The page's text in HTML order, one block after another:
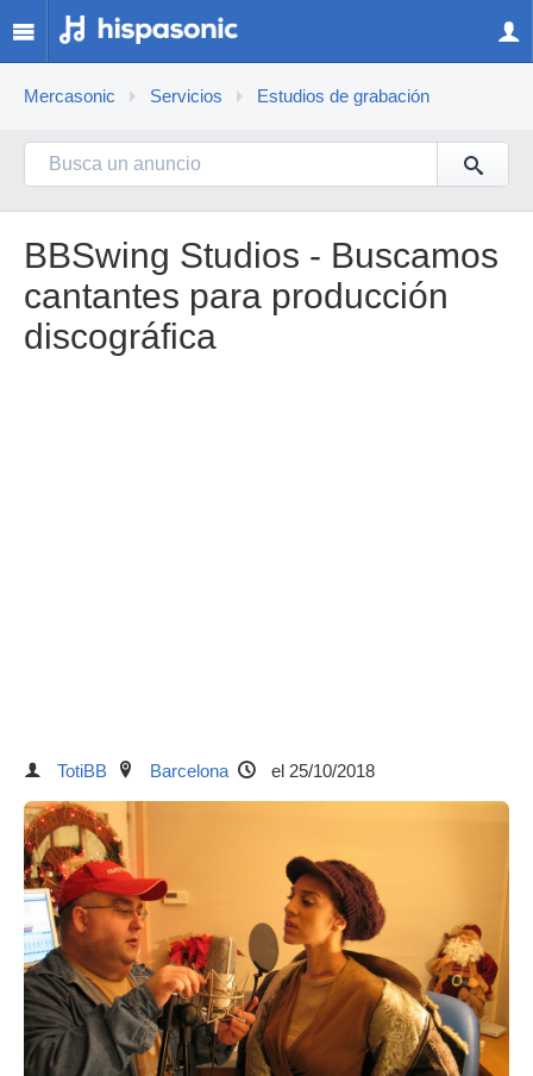
Mercasonic Servicios Estudios de grabación
BBSwing Studios - Buscamos
cantantes para producción
discográfica
TotiBB Barcelona el 25/10/2018